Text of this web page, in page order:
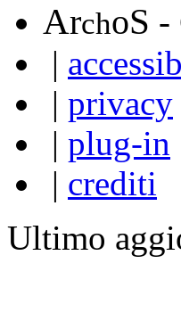
ArchoS -
|
| privacy
| plug-in
| crediti
Ultimo